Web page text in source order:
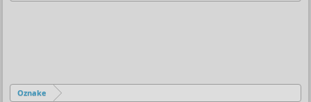
Oznake